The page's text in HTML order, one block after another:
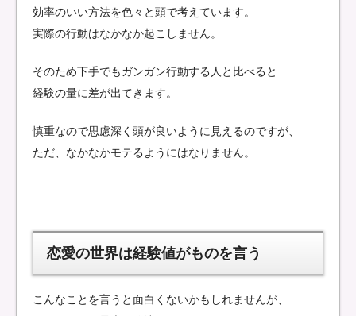
効率のいい方法を色々と頭で考えています。
実際の行動はなかなか起こしません。
そのため下手でもガンガン行動する人と比べると
経験の量に差が出てきます。
慎重なので思慮深く頭が良いように見えるのですが、
ただ、なかなかモテるようにはなりません。
恋愛の世界は経験値がものを言う
こんなことを言うと面白くないかもしれませんが、